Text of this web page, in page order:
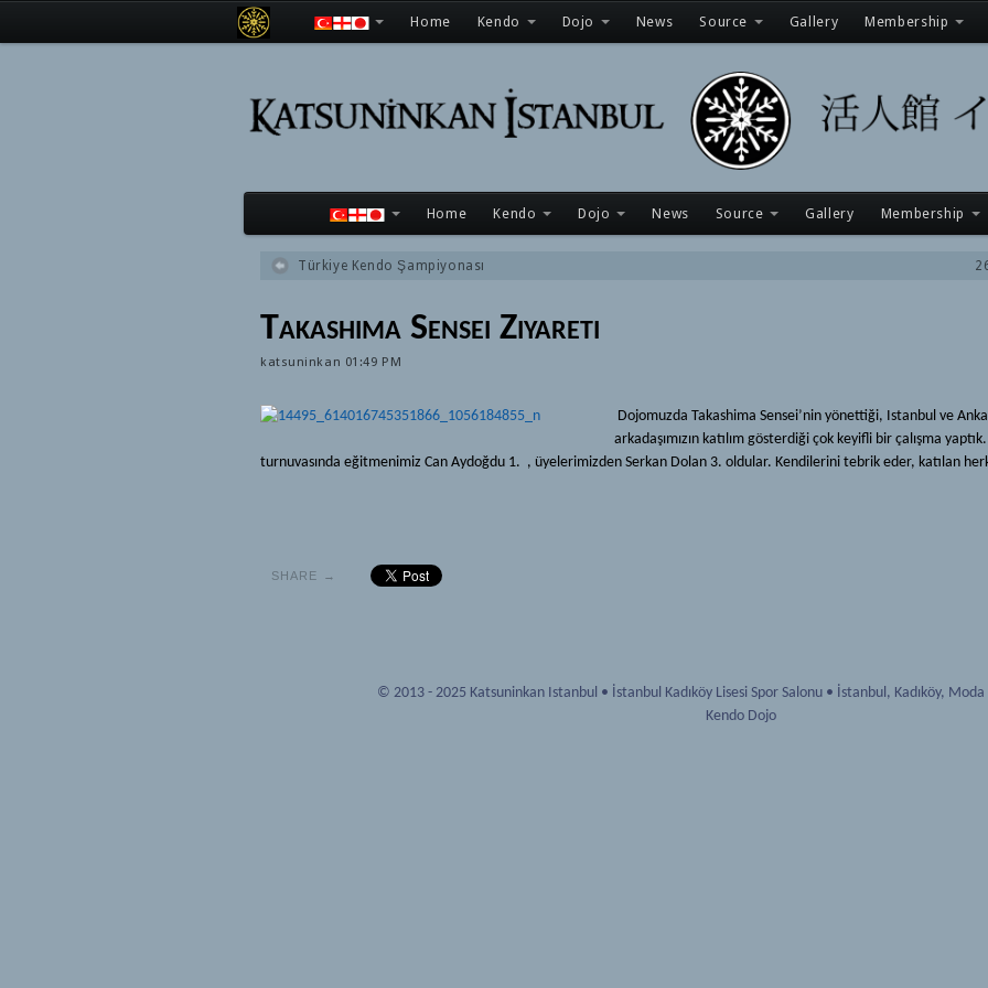
Home Kendo Dojo News Source Gallery Membership
Home Kendo Dojo News Source Gallery Membership
Türkiye Kendo Şampiyonası
Takashima Sensei Ziyareti
katsuninkan 01:49 PM
Dojomuzda Takashima Sensei’nin yönettiği, Istanbul ve
arkadaşımızın katılım gösterdiği çok keyifli bir çalışma
turnuvasında eğitmenimiz Can Aydoğdu 1. , üyelerimizden Serkan Dolan 3. oldular. Kendilerini tebrik eder, katılan
SHARE →
© 2013 - 2025 Katsuninkan Istanbul • İstanbul Kadıköy Lisesi Spor Salonu • İstanbul, Kadıköy, Moda
Kendo Dojo